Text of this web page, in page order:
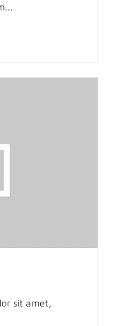
sit amet,